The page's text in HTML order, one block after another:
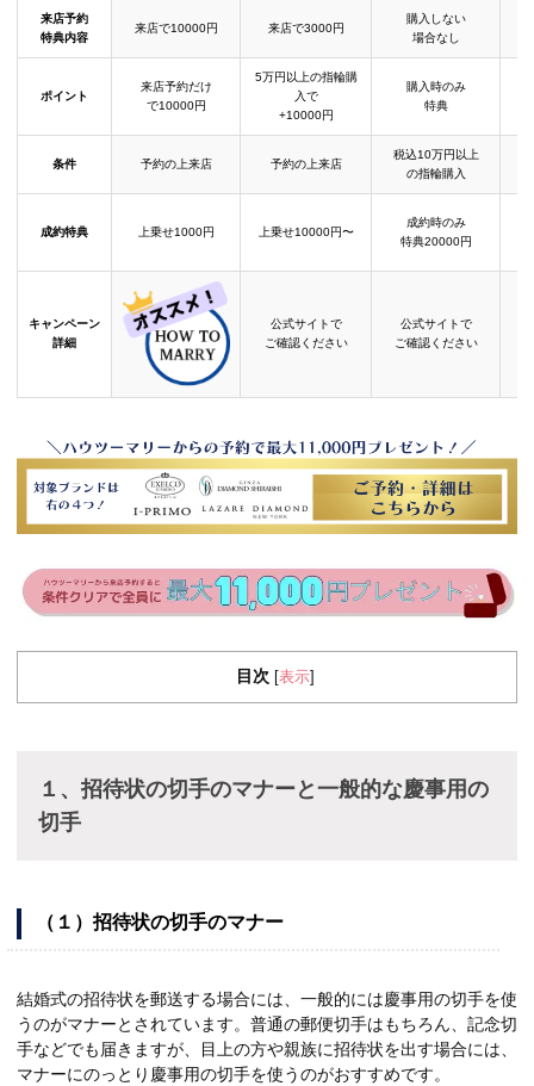
来店予約
特典内容
来店で10000円 来店で3000円
購入しない
場合なし
ポイント
来店予約だけ
で10000円
5万円以上の指輪購
入で
+10000円
購入時のみ
特典
条件 予約の上来店 予約の上来店
税込10万円以上
の指輪購入
成約特典 上乗せ1000円 上乗せ10000円〜
成約時のみ
特典20000円
キャンペーン
詳細
公式サイトで
ご確認ください
公式サイトで
ご確認ください
目次 表示
１、招待状の切手のマナーと一般的な慶事用の
切手
（１）招待状の切手のマナー
結婚式の招待状を郵送する場合には、一般的には慶事用の切手を使
うのがマナーとされています。普通の郵便切手はもちろん、記念切
手などでも届きますが、目上の方や親族に招待状を出す場合には、
マナーにのっとり慶事用の切手を使うのがおすすめです。